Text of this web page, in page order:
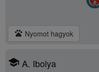
pets Nyomot hagyok
school A. Ibolya